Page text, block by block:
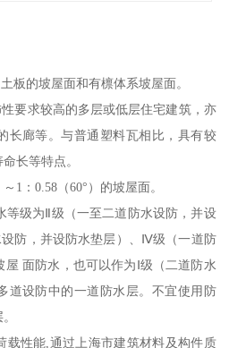
板的坡屋面和有檩体系坡屋面。
要求较高的多层或低层住宅建筑，亦
长廊等。与普通塑料瓦相比，具有较
长等特点。
1：0.58（60°）的坡屋面。
等级为Ⅱ级（一至二道防水设防，并设
防，并设防水垫层）、Ⅳ级（一道防
面防水，也可以作为Ⅰ级（二道防水
道设防中的一道防水层。不宜使用防
载性能,通过上海市建筑材料及构件质